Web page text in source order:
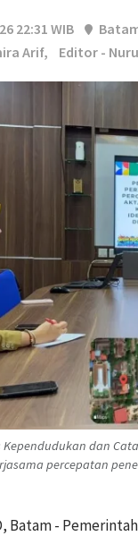
22:31 WIB
Arif,
Editor -
Kependudukan dan
percepatan
Batam -